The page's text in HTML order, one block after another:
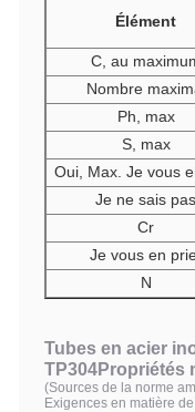
Élément
C, au
Nombre
Ph, max
S, max
Oui, Max. Je vous
Je ne sais pas
Cr
Je vous en
N
Tubes en acier
TP304Propriétés
(Sources de la norme
Exigences en matière